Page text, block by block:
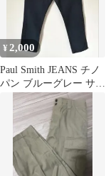
¥2,000
Paul Smith JEANS チノ
パン ブルーグレー サイ